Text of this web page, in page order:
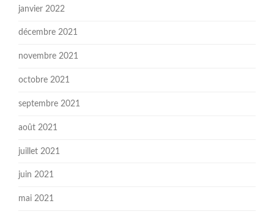
janvier 2022
décembre 2021
novembre 2021
octobre 2021
septembre 2021
août 2021
juillet 2021
juin 2021
mai 2021